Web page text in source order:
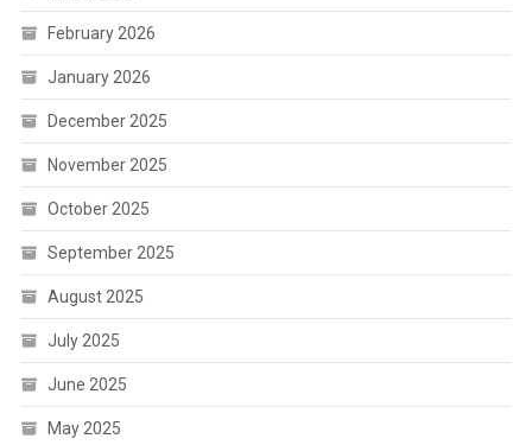
February 2026
January 2026
December 2025
November 2025
October 2025
September 2025
August 2025
July 2025
June 2025
May 2025